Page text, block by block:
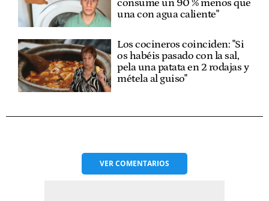
consume un 90 % menos que
una con agua caliente"
Los cocineros coinciden: "Si
os habéis pasado con la sal,
pela una patata en 2 rodajas y
métela al guiso"
VERCOMENTARIOS